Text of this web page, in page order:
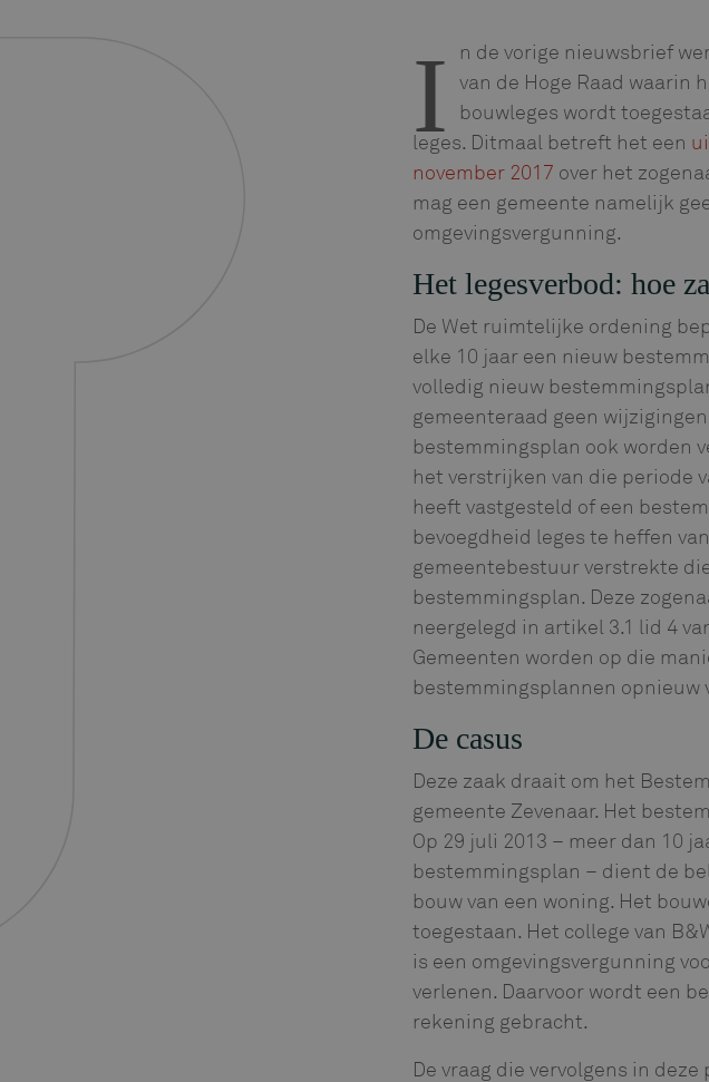
I
n de vorige nieuwsbrief
van de Hoge Raad waarin
bouwleges wordt
leges. Ditmaal betreft het een
november 2017 over het
mag een gemeente namelijk
omgevingsvergunning.
Het legesverbod: hoe
De Wet ruimtelijke ordening
elke 10 jaar een nieuw
volledig nieuw
gemeenteraad geen
bestemmingsplan ook worden
het verstrijken van die periode
heeft vastgesteld of een
bevoegdheid leges te heffen
gemeentebestuur verstrekte
bestemmingsplan. Deze
neergelegd in artikel 3.1 lid 4
Gemeenten worden op die
bestemmingsplannen opnieuw
De casus
Deze zaak draait om het
gemeente Zevenaar. Het
Op 29 juli 2013 – meer dan 10
bestemmingsplan – dient de
bouw van een woning. Het
toegestaan. Het college van
is een omgevingsvergunning
verlenen. Daarvoor wordt een
rekening gebracht.
De vraag die vervolgens in